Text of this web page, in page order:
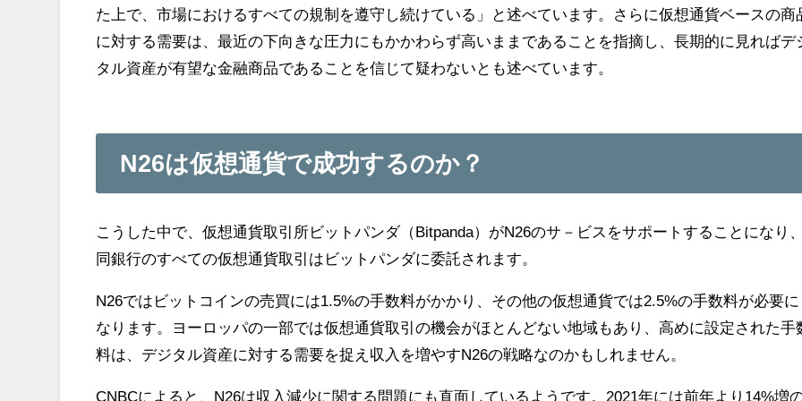
た上で、市場におけるすべての規制を遵守し続けている」と述べています。さらに仮想通貨ベースの商
に対する需要は、最近の下向きな圧力にもかかわらず高いままであることを指摘し、長期的に見ればデ
タル資産が有望な金融商品であることを信じて疑わないとも述べています。
N26は仮想通貨で成功するのか？
こうした中で、仮想通貨取引所ビットパンダ（Bitpanda）がN26のサ－ビスをサポートすることになり、
同銀行のすべての仮想通貨取引はビットパンダに委託されます。
N26ではビットコインの売買には1.5%の手数料がかかり、その他の仮想通貨では2.5%の手数料が必要に
なります。ヨーロッパの一部では仮想通貨取引の機会がほとんどない地域もあり、高めに設定された手
料は、デジタル資産に対する需要を捉え収入を増やすN26の戦略なのかもしれません。
CNBCによると、N26は収入減少に関する問題にも直面しているようです。2021年には前年より14%増